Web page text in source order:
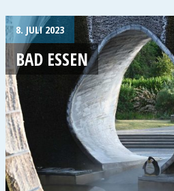
8. JULI 2023
BAD ESSEN